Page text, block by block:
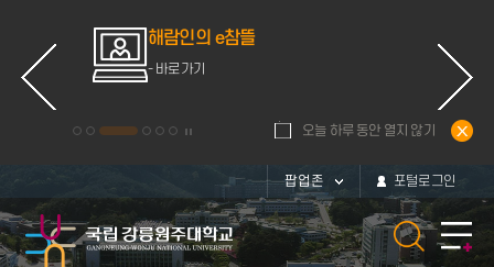
해람인의 e참뜰
- 바로가기 - 바로가기
오늘 하루 동안 열지 않기
팝업존 포털로그인